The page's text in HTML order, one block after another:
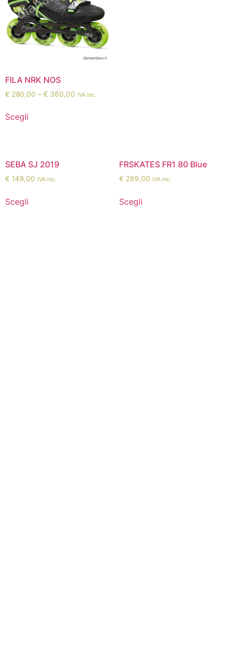
FILA NRK NOS
€ 280,00 – € 360,00 IVA inc.
Scegli
SEBA SJ 2019
€ 149,00 IVA inc.
Scegli
FRSKATES FR1 80 Blue
€ 299,00 IVA inc.
Scegli